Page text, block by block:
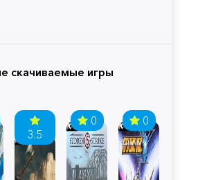
скачиваемые игры
3.5
0 0